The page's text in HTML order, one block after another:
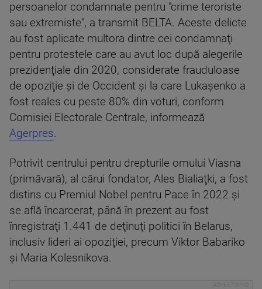
persoanelor condamnate pentru "crime teroriste
sau extremiste", a transmit BELTA. Aceste delicte
au fost aplicate multora dintre cei condamnaţi
pentru protestele care au avut loc după alegerile
prezidenţiale din 2020, considerate frauduloase
de opoziţie şi de Occident şi la care Lukaşenko a
fost reales cu peste 80% din voturi, conform
Comisiei Electorale Centrale, informează
Agerpres.
Potrivit centrului pentru drepturile omului Viasna
(primăvară), al cărui fondator, Ales Bialiaţki, a fost
distins cu Premiul Nobel pentru Pace în 2022 şi
se află încarcerat, până în prezent au fost
înregistraţi 1.441 de deţinuţi politici în Belarus,
inclusiv lideri ai opoziţiei, precum Viktor Babariko
şi Maria Kolesnikova.